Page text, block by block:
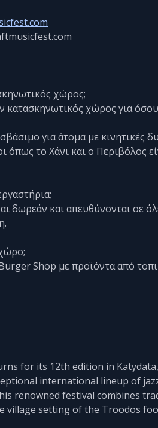
χώρος;
κατασκηνωτικός χώρος για
για άτομα με κινητικές
όπως το Χάνι και ο Περιβόλος
δωρεάν και απευθύνονται σε
Shop με προϊόντα από
for its 12th edition in Katydata,
international lineup of
renowned festival combines
village setting of the Troodos